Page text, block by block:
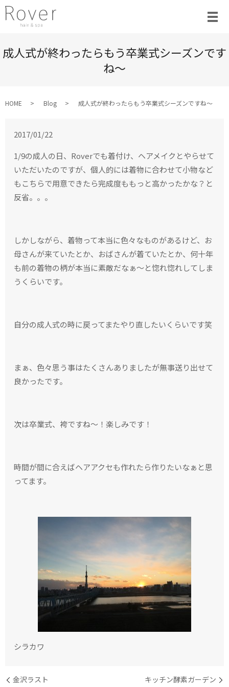
成人式が終わったらもう卒業式シーズンです
ね〜
HOME Blog 成人式が終わったらもう卒業式シーズンですね〜
2017/01/22
1/9の成人の日、Roverでも着付け、ヘアメイクとやらせて
いただいたのですが、個人的には着物に合わせて小物など
もこちらで用意できたら完成度ももっと高かったかな？と
反省。。。
しかしながら、着物って本当に色々なものがあるけど、お
母さんが来ていたとか、おばさんが着ていたとか、何十年
も前の着物の柄が本当に素敵だなぁ〜と惚れ惚れしてしま
うくらいです。
自分の成人式の時に戻ってまたやり直したいくらいです笑
まぁ、色々思う事はたくさんありましたが無事送り出せて
良かったです。
次は卒業式、袴ですね〜！楽しみです！
時間が間に合えばヘアアクセも作れたら作りたいなぁと思
ってます。
シラカワ
金沢ラスト キッチン酵素ガーデン